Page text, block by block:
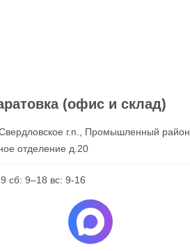
(офис и склад)
г.п., Промышленный район,
отделение д.20
сб: 9–18 вс: 9-16